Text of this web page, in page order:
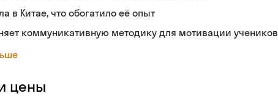
в Китае, что обогатило её опыт
коммуникативную методику для мотивации учеников
цены